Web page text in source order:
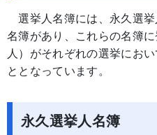
選挙人名簿には、永久選
名簿があり、これらの名簿
人）がそれぞれの選挙にお
ととなっています。
永久選挙人名簿